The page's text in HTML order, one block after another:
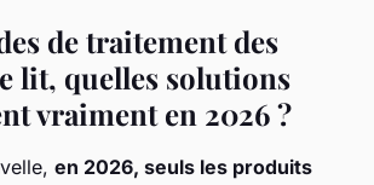
de traitement des
lit, quelles solutions
vraiment en 2026 ?
en 2026, seuls les produits